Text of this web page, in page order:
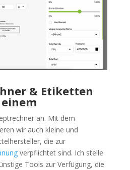
& Etiketten
an. Mit dem
wir auch kleine und
die zur
verpflichtet sind. Ich stelle
Tools zur Verfügung, die